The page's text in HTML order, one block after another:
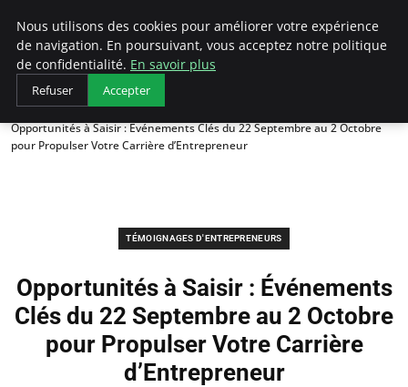
LECFCM
Accueil
Témoignages d'entrepreneurs
Opportunités à Saisir : Événements Clés du 22 Septembre au 2 Octobre
pour Propulser Votre Carrière d’Entrepreneur
TÉMOIGNAGES D'ENTREPRENEURS
Opportunités à Saisir : Événements
Clés du 22 Septembre au 2 Octobre
pour Propulser Votre Carrière
d’Entrepreneur
Nous utilisons des cookies pour améliorer votre expérience
de navigation. En poursuivant, vous acceptez notre politique
de confidentialité. En savoir plus
Refuser Accepter